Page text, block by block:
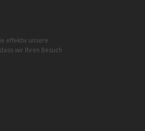
effektiv unsere
wir Ihren Besuch